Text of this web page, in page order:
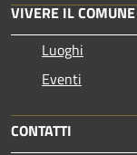
VIVERE IL COMUNE
Luoghi
Eventi
CONTATTI